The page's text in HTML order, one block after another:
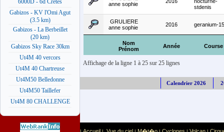
6000D - 6d Crêtes
Gabizos - KV l'Omi Agut
(3.5 km)
Gabizos - La Berbeillet
(20 km)
Gabizos Sky Race 30km
Ut4M 40 vercors
Ut4M 40 Chartreuse
Ut4M50 Belledonne
Ut4M50 Taillefer
Ut4M 80 CHALLENGE
Nom
Prénom
Année Course
anne sophie
stdenis
GRULIERE
anne sophie
2016 geranium-
Affichage de la ligne 1 à 25 sur 25 lignes
Calendrier 2026